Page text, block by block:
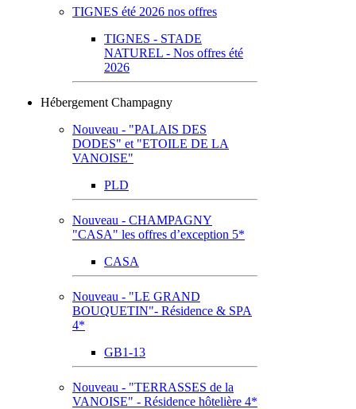
TIGNES été 2026 nos offres
TIGNES - STADE
NATUREL - Nos offres été
2026
Hébergement Champagny
Nouveau - "PALAIS DES
DODES" et "ETOILE DE LA
VANOISE"
PLD
Nouveau - CHAMPAGNY
"CASA" les offres d’exception 5*
CASA
Nouveau - "LE GRAND
BOUQUETIN"- Résidence & SPA
4*
GB1-13
Nouveau - "TERRASSES de la
VANOISE" - Résidence hôtelière 4*